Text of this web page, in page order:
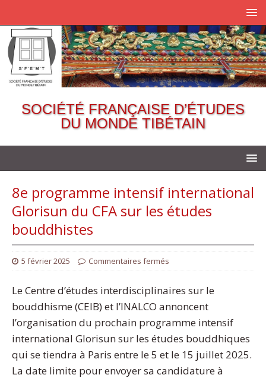
SOCIÉTÉ FRANÇAISE D’ÉTUDES
DU MONDE TIBÉTAIN
8e programme intensif international
Glorisun du CFA sur les études
bouddhistes
5 février 2025 Commentaires fermés
Le Centre d’études interdisciplinaires sur le
bouddhisme (CEIB) et l’INALCO annoncent
l’organisation du prochain programme intensif
international Glorisun sur les études bouddhiques
qui se tiendra à Paris entre le 5 et le 15 juillet 2025.
La date limite pour envoyer sa candidature à